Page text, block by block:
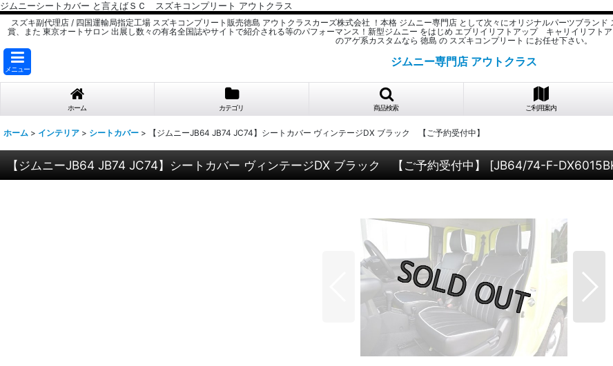
ジムニーシートカバー と言えばＳＣ スズキコンプリート アウトクラス
スズキ副代理店 / 四国運輸局指定工場 スズキコンプリート販売徳島 アウトクラスカーズ株式会社 ！本格 ジムニー専門店 として次々にオリジナルパーツブラン
賞、また 東京オートサロン 出展し数々の有名全国誌やサイトで紹介される等のパフォーマンス！新型ジムニー をはじめ エブリイリフトアップ キャリイリフ
のアゲ系カスタムなら 徳島 の スズキコンプリート にお任せ下さい。
メニュー
ジムニー専門店 アウトクラス
ホーム カテゴリ 商品検索 ご利用案内
ホーム > インテリア > シートカバー > 【ジムニーJB64 JB74 JC74】シートカバー ヴィンテージDX ブラック 【ご予約受付中】
【ジムニーJB64 JB74 JC74】シートカバー ヴィンテージDX ブラック 【ご予約受付中】 [JB64/74-F-